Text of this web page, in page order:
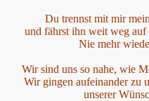
Du trennst mit mir
und fährst ihn weit weg
Nie mehr
Wir sind uns so nahe, wie
Wir gingen aufeinander zu
unserer